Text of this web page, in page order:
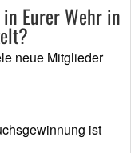
Eurer Wehr in
neue Mitglieder
ist